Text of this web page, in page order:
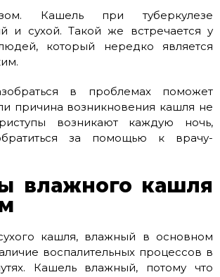
Кашель при туберкулезе
и сухой. Такой же встречается у
который нередко является
в проблемах поможет
причина возникновения кашля не
возникают каждую ночь,
за помощью к врачу-
влажного кашля
кашля, влажный в основном
воспалительных процессов в
Кашель влажный, потому что